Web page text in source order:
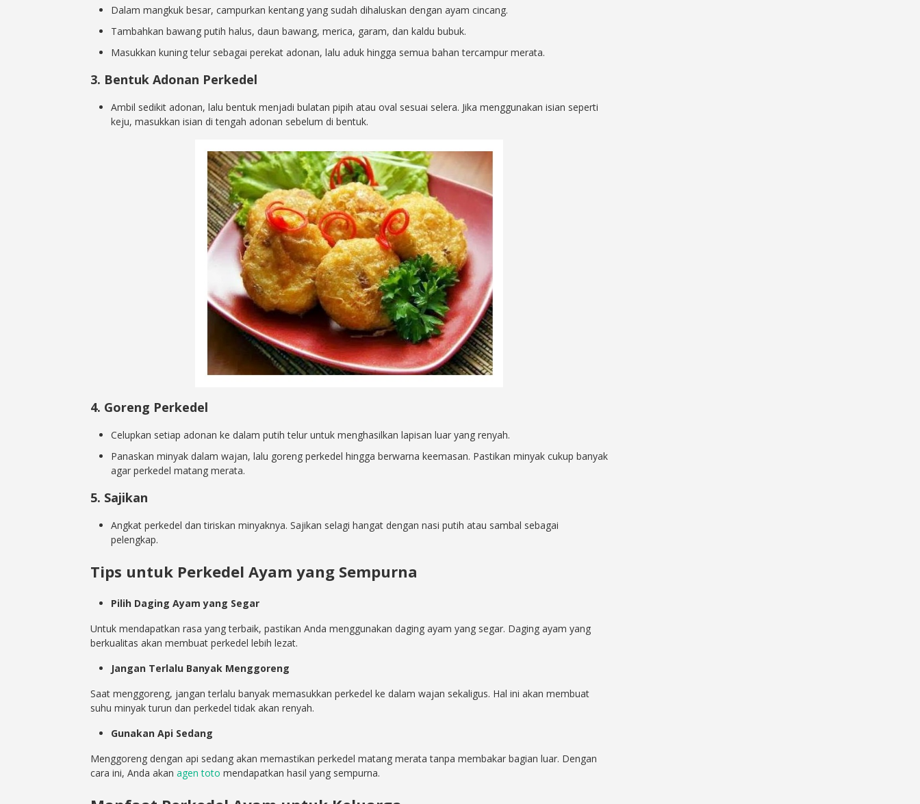
Dalam mangkuk besar, campurkan kentang yang sudah dihaluskan dengan ayam cincang.
Tambahkan bawang putih halus, daun bawang, merica, garam, dan kaldu bubuk.
Masukkan kuning telur sebagai perekat adonan, lalu aduk hingga semua bahan tercampur merata.
3. Bentuk Adonan Perkedel
Ambil sedikit adonan, lalu bentuk menjadi bulatan pipih atau oval sesuai selera. Jika menggunakan isian seperti
keju, masukkan isian di tengah adonan sebelum di bentuk.
4. Goreng Perkedel
Celupkan setiap adonan ke dalam putih telur untuk menghasilkan lapisan luar yang renyah.
Panaskan minyak dalam wajan, lalu goreng perkedel hingga berwarna keemasan. Pastikan minyak cukup banyak
agar perkedel matang merata.
5. Sajikan
Angkat perkedel dan tiriskan minyaknya. Sajikan selagi hangat dengan nasi putih atau sambal sebagai
pelengkap.
Tips untuk Perkedel Ayam yang Sempurna
Pilih Daging Ayam yang Segar
Untuk mendapatkan rasa yang terbaik, pastikan Anda menggunakan daging ayam yang segar. Daging ayam yang
berkualitas akan membuat perkedel lebih lezat.
Jangan Terlalu Banyak Menggoreng
Saat menggoreng, jangan terlalu banyak memasukkan perkedel ke dalam wajan sekaligus. Hal ini akan membuat
suhu minyak turun dan perkedel tidak akan renyah.
Gunakan Api Sedang
Menggoreng dengan api sedang akan memastikan perkedel matang merata tanpa membakar bagian luar. Dengan
cara ini, Anda akan agen toto mendapatkan hasil yang sempurna.